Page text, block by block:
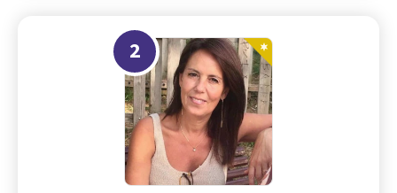
2